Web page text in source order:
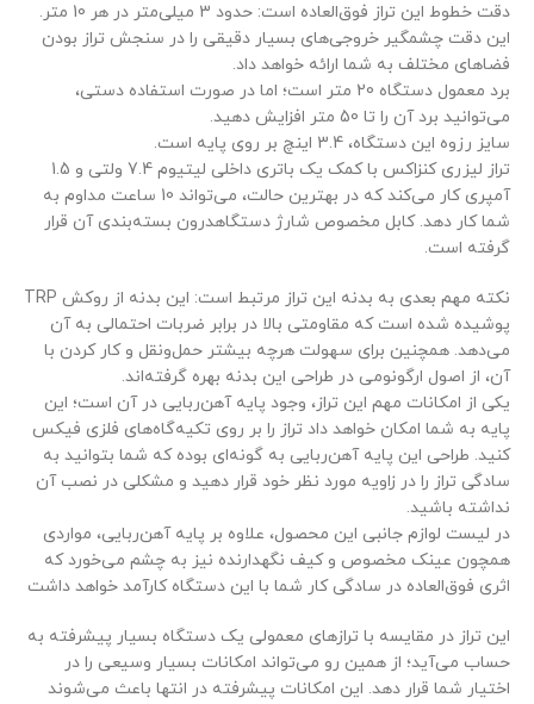
دقت خطوط این تراز فوق‌العاده است: حدود 3 میلی‌متر در هر 10 متر.
این دقت چشمگیر خروجی‌های بسیار دقیقی را در سنجش تراز بودن
فضاهای مختلف به شما ارائه خواهد داد.
برد معمول دستگاه 20 متر است؛ اما در صورت استفاده دستی،
می‌توانید برد آن را تا 50 متر افزایش دهید.
سایز رزوه این دستگاه، 3.4 اینچ بر روی پایه است.
تراز لیزری کنزاکس با کمک یک باتری داخلی لیتیوم 7.4 ولتی و 1.5
آمپری کار می‌کند که در بهترین حالت، می‌تواند 10 ساعت مداوم به
شما کار دهد. کابل مخصوص شارژ دستگاهدرون بسته‌بندی آن قرار
گرفته است.
نکته مهم بعدی به بدنه این تراز مرتبط است: این بدنه از روکش TRP
پوشیده شده است که مقاومتی بالا در برابر ضربات احتمالی به آن
می‌دهد. همچنین برای سهولت هرچه بیشتر حمل‌ونقل و کار کردن با
آن، از اصول ارگونومی در طراحی این بدنه بهره گرفته‌اند.
یکی از امکانات مهم این تراز، وجود پایه آهن‌ربایی در آن است؛ این
پایه به شما امکان خواهد داد تراز را بر روی تکیه‌گاه‌های فلزی فیکس
کنید. طراحی این پایه آهن‌ربایی به گونه‌ای بوده که شما بتوانید به
سادگی تراز را در زاویه مورد نظر خود قرار دهید و مشکلی در نصب آن
نداشته باشید.
در لیست لوازم جانبی این محصول، علاوه بر پایه آهن‌ربایی، مواردی
همچون عینک مخصوص و کیف نگهدارنده نیز به چشم می‌خورد که
اثری فوق‌العاده در سادگی کار شما با این دستگاه کارآمد خواهد داشت
این تراز در مقایسه با تراز‌های معمولی یک دستگاه بسیار پیشرفته به
حساب می‌آید؛ از همین رو می‌تواند امکانات بسیار وسیعی را در
اختیار شما قرار دهد. این امکانات پیشرفته در انتها باعث می‌شوند
تیم پشتیبانی عصر ابزار آماده ی پاسخ به سوالات شما